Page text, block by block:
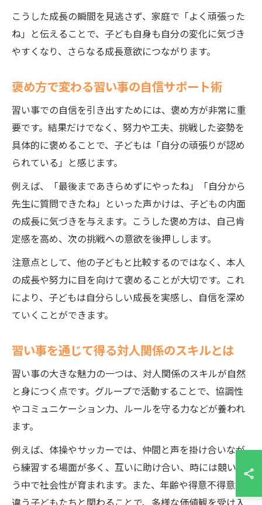
こうした成長の瞬間を見逃さず、家庭で「よく頑張った
ね」と伝えることで、子ども自身も自分の変化に気づき
やすくなり、さらなる成長意欲につながります。
褒め方で変わる習い事の自信サポート術
習い事での自信を引き出すためには、褒め方が非常に重
要です。結果だけでなく、努力や工夫、挑戦した姿勢を
具体的に褒めることで、子どもは「自分の頑張りが認め
られている」と感じます。
例えば、「最後まであきらめずにやったね」「自分から
先生に質問できたね」といった声かけは、子どもの内面
の成長に気づきを与えます。こうした褒め方は、自己肯
定感を高め、次の挑戦への意欲を後押しします。
注意点として、他の子どもと比較するのではなく、本人
の成長や努力に目を向けて褒めることが大切です。これ
により、子どもは自分らしい成長を実感し、自信を深め
ていくことができます。
習い事を通じて得る対人関係のスキルとは
習い事の大きな魅力の一つは、対人関係のスキルが自然
と身につく点です。グループで活動することで、協調性
やコミュニケーション力、ルールを守る力などが養われ
ます。
例えば、体操やサッカーでは、仲間と声を掛け合いなが
ら練習する場面が多く、互いに助け合い、時には競い合
う中で社会性が育まれます。また、年齢や得意不得意の
違う子どもたちと関わることで、多様な価値観を受け入